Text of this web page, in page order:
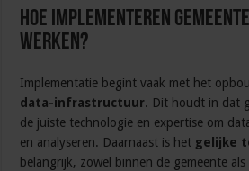
Hoe implementeren
werken?
Implementatie begint vaak met het
data-infrastructuur. Dit houdt in dat
de juiste technologie en expertise om
en analyseren. Daarnaast is het gelijke
belangrijk, zowel binnen de gemeente